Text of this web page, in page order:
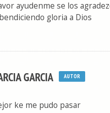
ayudenme se los
gloria a Dios
GARCIA AUTOR
ke me pudo pasar